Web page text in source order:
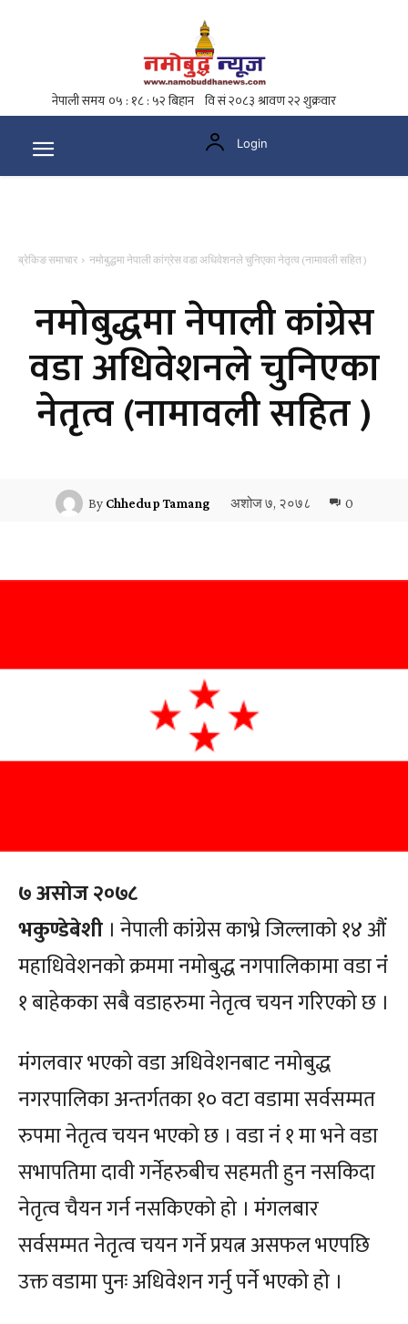
Login
ब्रेकिङ समाचार नमोबुद्धमा नेपाली कांग्रेस वडा अधिवेशनले चुनिएका नेतृत्व (नामावली सहित )
नमोबुद्धमा नेपाली कांग्रेस
वडा अधिवेशनले चुनिएका
नेतृत्व (नामावली सहित )
By Chhedup Tamang अशोज ७, २०७८ 0
७ असोज २०७८
भकुण्डेबेशी । नेपाली कांग्रेस काभ्रे जिल्लाको १४ औं
महाधिवेशनको क्रममा नमोबुद्ध नगपालिकामा वडा नंं
१ बाहेकका सबै वडाहरुमा नेतृत्व चयन गरिएको छ ।
मंगलवार भएको वडा अधिवेशनबाट नमोबुद्ध
नगरपालिका अन्तर्गतका १० वटा वडामा सर्वसम्मत
रुपमा नेतृत्व चयन भएको छ । वडा नं १ मा भने वडा
सभापतिमा दावी गर्नेहरुबीच सहमती हुन नसकिदा
नेतृत्व चैयन गर्न नसकिएको हो । मंगलबार
सर्वसम्मत नेतृत्व चयन गर्ने प्रयत्न असफल भएपछि
उक्त वडामा पुनः अधिवेशन गर्नु पर्ने भएको हो ।